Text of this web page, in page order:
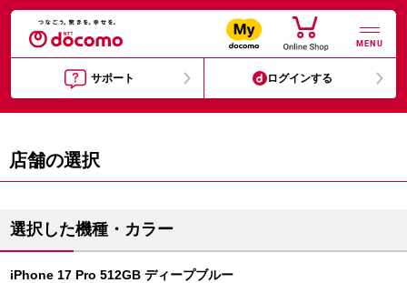
MENU
サポート ログインする
店舗の選択
選択した機種・カラー
iPhone 17 Pro 512GB ディープブルー